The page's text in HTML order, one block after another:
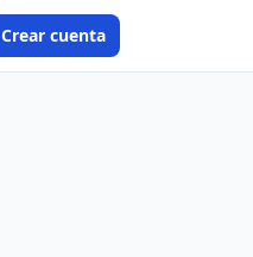
Crear cuenta